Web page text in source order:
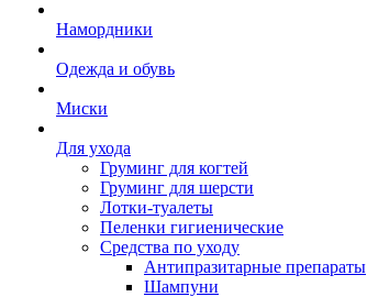
Намордники
Одежда и обувь
Миски
Для ухода
Груминг для когтей
Груминг для шерсти
Лотки-туалеты
Пеленки гигиенические
Средства по уходу
Антипразитарные препараты
Шампуни